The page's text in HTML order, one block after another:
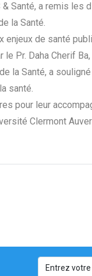
& Santé, a remis les
la Santé.
enjeux de santé
Pr. Daha Cherif
la Santé, a
santé.
pour leur
Clermont